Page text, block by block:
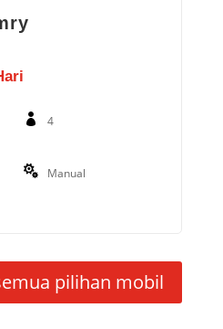
4
Manual
pilihan mobil